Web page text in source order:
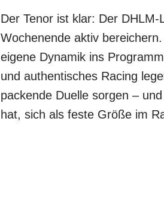
Der Tenor ist klar: Der
Wochenende aktiv
eigene Dynamik ins
und authentisches Racing
packende Duelle sorgen –
hat, sich als feste Größe im